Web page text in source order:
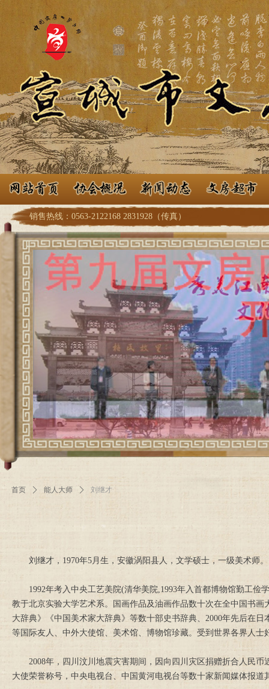
销售热线：0563-2122168 2831928（传真）
首页 ꄲ 能人大师 ꄲ 刘继才
刘继才，1970年5月生，安徽涡阳县人，文学硕士，一级美术师。
1992年考入中央工艺美院(清华美院,1993年入首都博物馆勤工俭
教于北京实验大学艺术系。国画作品及油画作品数十次在全中国书
大辞典》《中国美术家大辞典》等数十部史书辞典、2000年先后在
等国际友人、中外大使馆、美术馆、博物馆珍藏。受到世界各界人士
2008年，四川汶川地震灾害期间，因向四川灾区捐赠折合人民币
大使荣誉称号，中央电视台、中国黄河电视台等数十家新闻媒体报道